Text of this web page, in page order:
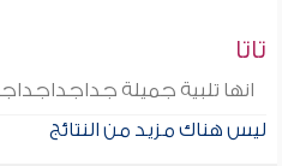
تاتا
انها تلبية جميلة
ليس هناك مزيد من النتائج